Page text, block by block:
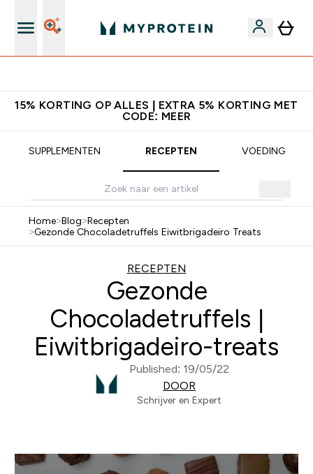
15% KORTING OP ALLES | EXTRA 5% KORTING MET
CODE: MEER
SUPPLEMENTEN RECEPTEN VOEDING
Home>Blog>Recepten
>Gezonde Chocoladetruffels Eiwitbrigadeiro Treats
RECEPTEN
Gezonde
Chocoladetruffels |
Eiwitbrigadeiro-treats
Published: 19/05/22
DOOR
Schrijver en Expert